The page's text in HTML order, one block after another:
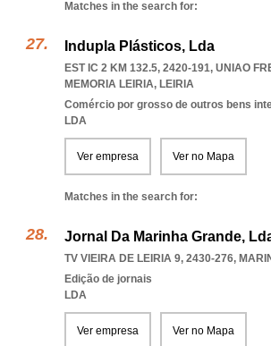
Matches in the search for:
Indupla Plásticos, Lda
EST IC 2 KM 132.5, 2420-191, UNIAO
MEMORIA LEIRIA, LEIRIA
Comércio por grosso de outros bens
LDA
Ver empresa Ver no Mapa
Matches in the search for:
Jornal Da Marinha Grande,
TV VIEIRA DE LEIRIA 9, 2430-276,
Edição de jornais
LDA
Ver empresa Ver no Mapa